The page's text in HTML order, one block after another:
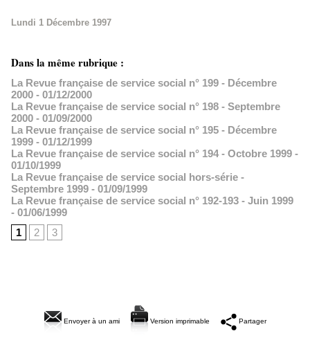
Lundi 1 Décembre 1997
Dans la même rubrique :
La Revue française de service social n° 199 - Décembre
2000 - 01/12/2000
La Revue française de service social n° 198 - Septembre
2000 - 01/09/2000
La Revue française de service social n° 195 - Décembre
1999 - 01/12/1999
La Revue française de service social n° 194 - Octobre 1999 -
01/10/1999
La Revue française de service social hors-série -
Septembre 1999 - 01/09/1999
La Revue française de service social n° 192-193 - Juin 1999
- 01/06/1999
1
2 3
Envoyer à un ami Version imprimable Partager